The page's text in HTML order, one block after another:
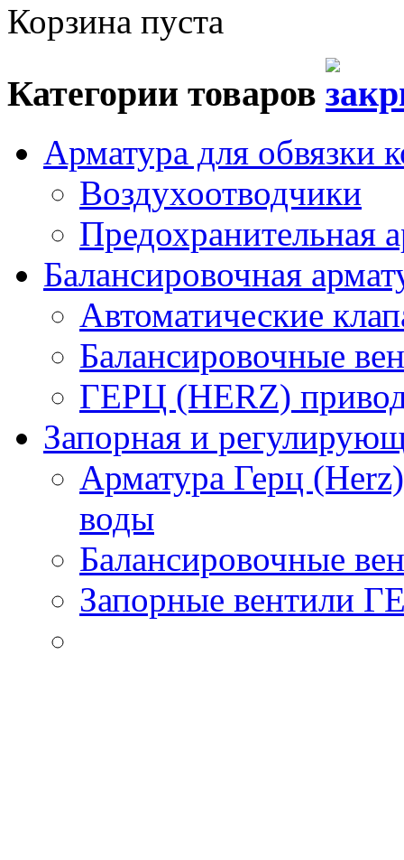
Корзина пуста
Категории товаров
Арматура для обвязки
Воздухоотводчики
Предохранительная
Балансировочная
Автоматические
Балансировочные
ГЕРЦ (HERZ)
Запорная и
Арматура Герц
воды
Балансировочные
Запорные вентили